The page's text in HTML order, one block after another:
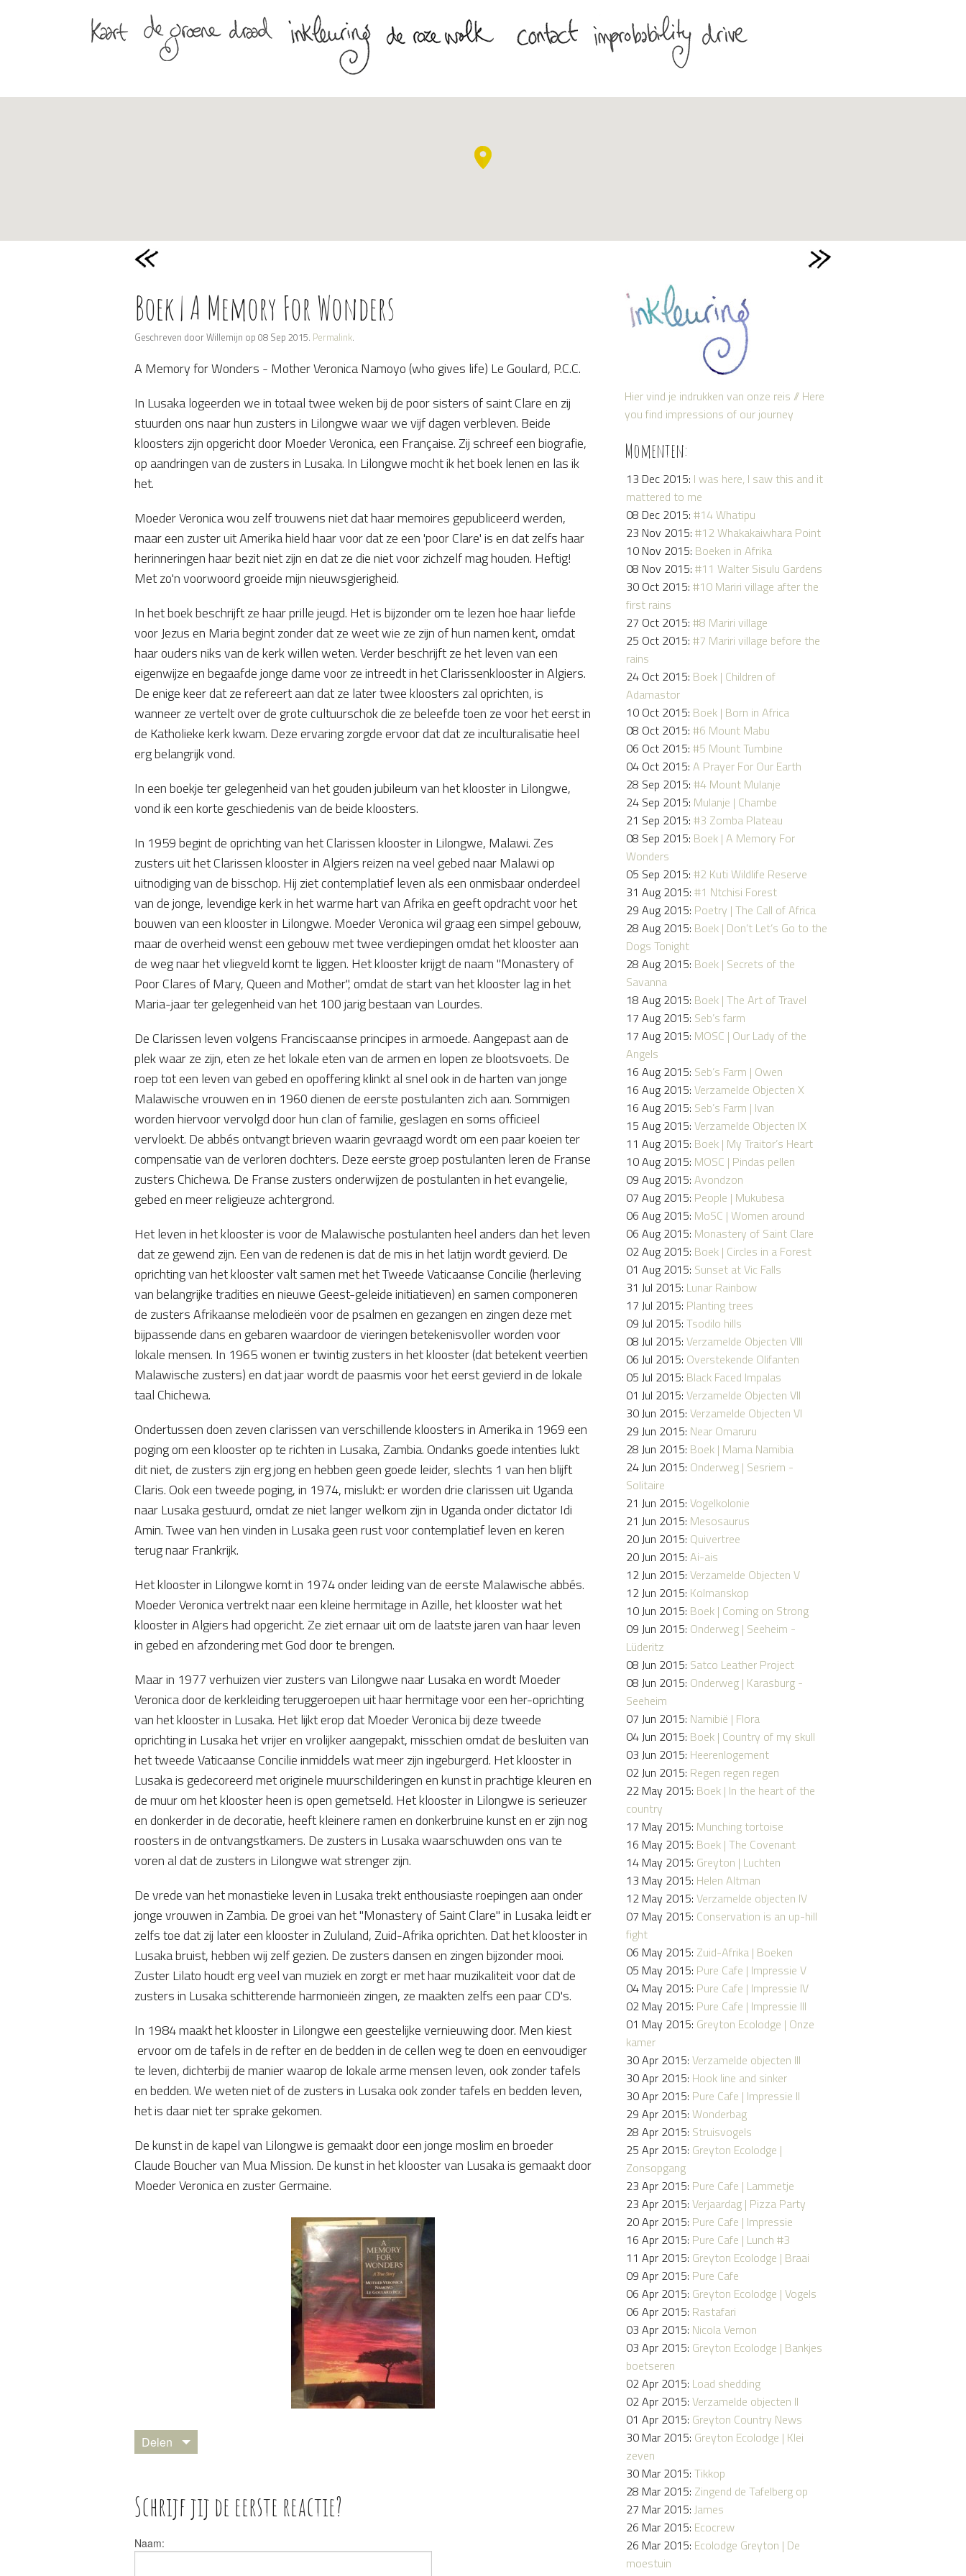
Boek | A Memory For Wonders
Geschreven door Willemijn op 08 Sep 2015. Permalink.
A Memory for Wonders - Mother Veronica Namoyo (who gives life) Le Goulard, P.C.C.
In Lusaka logeerden we in totaal twee weken bij de poor sisters of saint Clare en zij
stuurden ons naar hun zusters in Lilongwe waar we vijf dagen verbleven. Beide
kloosters zijn opgericht door Moeder Veronica, een Française. Zij schreef een biografie,
op aandringen van de zusters in Lusaka. In Lilongwe mocht ik het boek lenen en las ik
het.
Moeder Veronica wou zelf trouwens niet dat haar memoires gepubliceerd werden,
maar een zuster uit Amerika hield haar voor dat ze een 'poor Clare' is en dat zelfs haar
herinneringen haar bezit niet zijn en dat ze die niet voor zichzelf mag houden. Heftig!
Met zo'n voorwoord groeide mijn nieuwsgierigheid.
In het boek beschrijft ze haar prille jeugd. Het is bijzonder om te lezen hoe haar liefde
voor Jezus en Maria begint zonder dat ze weet wie ze zijn of hun namen kent, omdat
haar ouders niks van de kerk willen weten. Verder beschrijft ze het leven van een
eigenwijze en begaafde jonge dame voor ze intreedt in het Clarissenklooster in Algiers.
De enige keer dat ze refereert aan dat ze later twee kloosters zal oprichten, is
wanneer ze vertelt over de grote cultuurschok die ze beleefde toen ze voor het eerst in
de Katholieke kerk kwam. Deze ervaring zorgde ervoor dat dat ze inculturalisatie heel
erg belangrijk vond.
In een boekje ter gelegenheid van het gouden jubileum van het klooster in Lilongwe,
vond ik een korte geschiedenis van de beide kloosters.
In 1959 begint de oprichting van het Clarissen klooster in Lilongwe, Malawi. Zes
zusters uit het Clarissen klooster in Algiers reizen na veel gebed naar Malawi op
uitnodiging van de bisschop. Hij ziet contemplatief leven als een onmisbaar onderdeel
van de jonge, levendige kerk in het warme hart van Afrika en geeft opdracht voor het
bouwen van een klooster in Lilongwe. Moeder Veronica wil graag een simpel gebouw,
maar de overheid wenst een gebouw met twee verdiepingen omdat het klooster aan
de weg naar het vliegveld komt te liggen. Het klooster krijgt de naam "Monastery of
Poor Clares of Mary, Queen and Mother", omdat de start van het klooster lag in het
Maria-jaar ter gelegenheid van het 100 jarig bestaan van Lourdes.
De Clarissen leven volgens Franciscaanse principes in armoede. Aangepast aan de
plek waar ze zijn, eten ze het lokale eten van de armen en lopen ze blootsvoets. De
roep tot een leven van gebed en opoffering klinkt al snel ook in de harten van jonge
Malawische vrouwen en in 1960 dienen de eerste postulanten zich aan. Sommigen
worden hiervoor vervolgd door hun clan of familie, geslagen en soms officieel
vervloekt. De abbés ontvangt brieven waarin gevraagd wordt om een paar koeien ter
compensatie van de verloren dochters. Deze eerste groep postulanten leren de Franse
zusters Chichewa. De Franse zusters onderwijzen de postulanten in het evangelie,
gebed en meer religieuze achtergrond.
Het leven in het klooster is voor de Malawische postulanten heel anders dan het leven
dat ze gewend zijn. Een van de redenen is dat de mis in het latijn wordt gevierd. De
oprichting van het klooster valt samen met het Tweede Vaticaanse Concilie (herleving
van belangrijke tradities en nieuwe Geest-geleide initiatieven) en samen componeren
de zusters Afrikaanse melodieën voor de psalmen en gezangen en zingen deze met
bijpassende dans en gebaren waardoor de vieringen betekenisvoller worden voor
lokale mensen. In 1965 wonen er twintig zusters in het klooster (dat betekent veertien
Malawische zusters) en dat jaar wordt de paasmis voor het eerst gevierd in de lokale
taal Chichewa.
Ondertussen doen zeven clarissen van verschillende kloosters in Amerika in 1969 een
poging om een klooster op te richten in Lusaka, Zambia. Ondanks goede intenties lukt
dit niet, de zusters zijn erg jong en hebben geen goede leider, slechts 1 van hen blijft
Claris. Ook een tweede poging, in 1974, mislukt: er worden drie clarissen uit Uganda
naar Lusaka gestuurd, omdat ze niet langer welkom zijn in Uganda onder dictator Idi
Amin. Twee van hen vinden in Lusaka geen rust voor contemplatief leven en keren
terug naar Frankrijk.
Het klooster in Lilongwe komt in 1974 onder leiding van de eerste Malawische abbés.
Moeder Veronica vertrekt naar een kleine hermitage in Azille, het klooster wat het
klooster in Algiers had opgericht. Ze ziet ernaar uit om de laatste jaren van haar leven
in gebed en afzondering met God door te brengen.
Maar in 1977 verhuizen vier zusters van Lilongwe naar Lusaka en wordt Moeder
Veronica door de kerkleiding teruggeroepen uit haar hermitage voor een her-oprichting
van het klooster in Lusaka. Het lijkt erop dat Moeder Veronica bij deze tweede
oprichting in Lusaka het vrijer en vrolijker aangepakt, misschien omdat de besluiten van
het tweede Vaticaanse Concilie inmiddels wat meer zijn ingeburgerd. Het klooster in
Lusaka is gedecoreerd met originele muurschilderingen en kunst in prachtige kleuren en
de muur om het klooster heen is open gemetseld. Het klooster in Lilongwe is serieuzer
en donkerder in de decoratie, heeft kleinere ramen en donkerbruine kunst en er zijn nog
roosters in de ontvangstkamers. De zusters in Lusaka waarschuwden ons van te
voren al dat de zusters in Lilongwe wat strenger zijn.
De vrede van het monastieke leven in Lusaka trekt enthousiaste roepingen aan onder
jonge vrouwen in Zambia. De groei van het "Monastery of Saint Clare" in Lusaka leidt er
zelfs toe dat zij later een klooster in Zululand, Zuid-Afrika oprichten. Dat het klooster in
Lusaka bruist, hebben wij zelf gezien. De zusters dansen en zingen bijzonder mooi.
Zuster Lilato houdt erg veel van muziek en zorgt er met haar muzikaliteit voor dat de
zusters in Lusaka schitterende harmonieën zingen, ze maakten zelfs een paar CD's.
In 1984 maakt het klooster in Lilongwe een geestelijke vernieuwing door. Men kiest
ervoor om de tafels in de refter en de bedden in de cellen weg te doen en eenvoudiger
te leven, dichterbij de manier waarop de lokale arme mensen leven, ook zonder tafels
en bedden. We weten niet of de zusters in Lusaka ook zonder tafels en bedden leven,
het is daar niet ter sprake gekomen.
De kunst in de kapel van Lilongwe is gemaakt door een jonge moslim en broeder
Claude Boucher van Mua Mission. De kunst in het klooster van Lusaka is gemaakt door
Moeder Veronica en zuster Germaine.
Delen
Schrijf jij de eerste reactie?
Naam:
Hier vind je indrukken van onze reis // Here
you find impressions of our journey
Momenten:
13 Dec 2015: I was here, I saw this and it
mattered to me
08 Dec 2015:#14 Whatipu
23 Nov 2015:#12 Whakakaiwhara Point
10 Nov 2015: Boeken in Afrika
08 Nov 2015:#11 Walter Sisulu Gardens
30 Oct 2015:#10 Mariri village after the
first rains
27 Oct 2015:#8 Mariri village
25 Oct 2015:#7 Mariri village before the
rains
24 Oct 2015: Boek | Children of
Adamastor
10 Oct 2015: Boek | Born in Africa
08 Oct 2015:#6 Mount Mabu
06 Oct 2015:#5 Mount Tumbine
04 Oct 2015:A Prayer For Our Earth
28 Sep 2015:#4 Mount Mulanje
24 Sep 2015: Mulanje | Chambe
21 Sep 2015:#3 Zomba Plateau
08 Sep 2015: Boek | A Memory For
Wonders
05 Sep 2015:#2 Kuti Wildlife Reserve
31 Aug 2015:#1 Ntchisi Forest
29 Aug 2015: Poetry | The Call of Africa
28 Aug 2015: Boek | Don’t Let’s Go to the
Dogs Tonight
28 Aug 2015: Boek | Secrets of the
Savanna
18 Aug 2015: Boek | The Art of Travel
17 Aug 2015: Seb’s farm
17 Aug 2015: MOSC | Our Lady of the
Angels
16 Aug 2015: Seb’s Farm | Owen
16 Aug 2015:Verzamelde Objecten X
16 Aug 2015: Seb’s Farm | Ivan
15 Aug 2015:Verzamelde Objecten IX
11 Aug 2015: Boek | My Traitor’s Heart
10 Aug 2015: MOSC | Pindas pellen
09 Aug 2015:Avondzon
07 Aug 2015: People | Mukubesa
06 Aug 2015: MoSC | Women around
06 Aug 2015: Monastery of Saint Clare
02 Aug 2015: Boek | Circles in a Forest
01 Aug 2015: Sunset at Vic Falls
31 Jul 2015: Lunar Rainbow
17 Jul 2015: Planting trees
09 Jul 2015:Tsodilo hills
08 Jul 2015:Verzamelde Objecten VIII
06 Jul 2015: Overstekende Olifanten
05 Jul 2015: Black Faced Impalas
01 Jul 2015:Verzamelde Objecten VII
30 Jun 2015:Verzamelde Objecten VI
29 Jun 2015: Near Omaruru
28 Jun 2015: Boek | Mama Namibia
24 Jun 2015: Onderweg | Sesriem -
Solitaire
21 Jun 2015:Vogelkolonie
21 Jun 2015: Mesosaurus
20 Jun 2015: Quivertree
20 Jun 2015:Ai-ais
12 Jun 2015:Verzamelde Objecten V
12 Jun 2015: Kolmanskop
10 Jun 2015: Boek | Coming on Strong
09 Jun 2015: Onderweg | Seeheim -
Lüderitz
08 Jun 2015: Satco Leather Project
08 Jun 2015: Onderweg | Karasburg -
Seeheim
07 Jun 2015: Namibië | Flora
04 Jun 2015: Boek | Country of my skull
03 Jun 2015: Heerenlogement
02 Jun 2015: Regen regen regen
22 May 2015: Boek | In the heart of the
country
17 May 2015: Munching tortoise
16 May 2015: Boek | The Covenant
14 May 2015: Greyton | Luchten
13 May 2015: Helen Altman
12 May 2015:Verzamelde objecten IV
07 May 2015: Conservation is an up-hill
fight
06 May 2015: Zuid-Afrika | Boeken
05 May 2015: Pure Cafe | Impressie V
04 May 2015: Pure Cafe | Impressie IV
02 May 2015: Pure Cafe | Impressie III
01 May 2015: Greyton Ecolodge | Onze
kamer
30 Apr 2015:Verzamelde objecten III
30 Apr 2015: Hook line and sinker
30 Apr 2015: Pure Cafe | Impressie II
29 Apr 2015:Wonderbag
28 Apr 2015: Struisvogels
25 Apr 2015: Greyton Ecolodge |
Zonsopgang
23 Apr 2015: Pure Cafe | Lammetje
23 Apr 2015:Verjaardag | Pizza Party
20 Apr 2015: Pure Cafe | Impressie
16 Apr 2015: Pure Cafe | Lunch #3
11 Apr 2015: Greyton Ecolodge | Braai
09 Apr 2015: Pure Cafe
06 Apr 2015: Greyton Ecolodge | Vogels
06 Apr 2015: Rastafari
03 Apr 2015: Nicola Vernon
03 Apr 2015: Greyton Ecolodge | Bankjes
boetseren
02 Apr 2015: Load shedding
02 Apr 2015:Verzamelde objecten II
01 Apr 2015: Greyton Country News
30 Mar 2015: Greyton Ecolodge | Klei
zeven
30 Mar 2015:Tikkop
28 Mar 2015: Zingend de Tafelberg op
27 Mar 2015:James
26 Mar 2015: Ecocrew
26 Mar 2015: Ecolodge Greyton | De
moestuin